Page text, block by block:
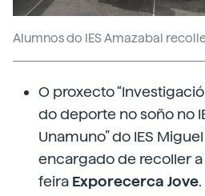
Alumnos do IES Amazabal
O proxecto
do deporte no soño no
Unamuno” do IES
encargado de recoller
feira Exporecerca Jove.